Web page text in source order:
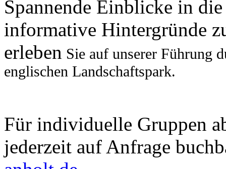
Spannende Einblicke in
informative Hintergründe
erleben Sie auf unserer Führung
englischen Landschaftspark.
Für individuelle Gruppen
jederzeit auf Anfrage